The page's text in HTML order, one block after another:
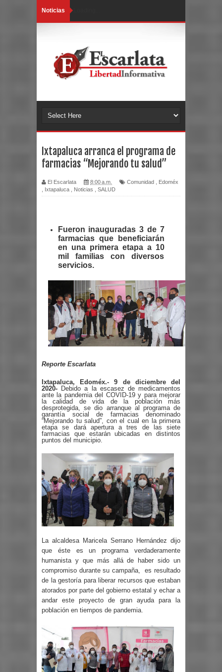
Noticias
Ixtapaluca arranca el programa de
farmacias “Mejorando tu salud”
El Escarlata 8:00 a.m. Comunidad
Edoméx
Ixtapaluca Noticias SALUD
Fueron inauguradas 3 de 7
farmacias que beneficiarán
en una primera etapa a 10
mil familias con diversos
servicios.
Reporte Escarlata
Ixtapaluca, Edoméx.- 9 de diciembre del
2020- Debido a la escasez de medicamentos
ante la pandemia del COVID-19 y para mejorar
la calidad de vida de la población más
desprotegida, se dio arranque al programa de
garantía social de farmacias denominado
“Mejorando tu salud”, con el cual en la primera
etapa se dará apertura a tres de las siete
farmacias que estarán ubicadas en distintos
puntos del municipio.
La alcaldesa Maricela Serrano Hernández dijo
que éste es un programa verdaderamente
humanista y que más allá de haber sido un
compromiso durante su campaña, es resultado
de la gestoría para liberar recursos que estaban
atorados por parte del gobierno estatal y echar a
andar este proyecto de gran ayuda para la
población en tiempos de pandemia.